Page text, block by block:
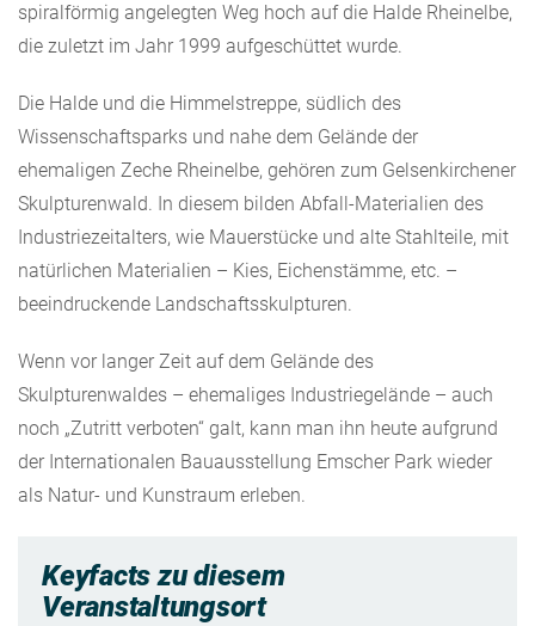
spiralförmig angelegten Weg hoch auf die Halde Rheinelbe,
die zuletzt im Jahr 1999 aufgeschüttet wurde.
Die Halde und die Himmelstreppe, südlich des
Wissenschaftsparks und nahe dem Gelände der
ehemaligen Zeche Rheinelbe, gehören zum Gelsenkirchener
Skulpturenwald. In diesem bilden Abfall-Materialien des
Industriezeitalters, wie Mauerstücke und alte Stahlteile, mit
natürlichen Materialien – Kies, Eichenstämme, etc. –
beeindruckende Landschaftsskulpturen.
Wenn vor langer Zeit auf dem Gelände des
Skulpturenwaldes – ehemaliges Industriegelände – auch
noch „Zutritt verboten“ galt, kann man ihn heute aufgrund
der Internationalen Bauausstellung Emscher Park wieder
als Natur- und Kunstraum erleben.
Keyfacts zu diesem
Veranstaltungsort